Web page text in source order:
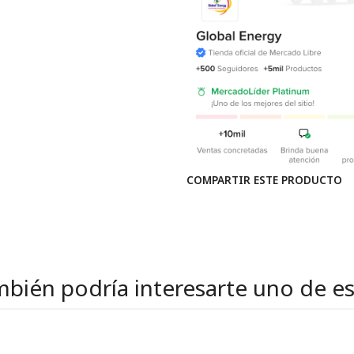
COMPARTIR ESTE PRODUCTO
podría interesarte uno de